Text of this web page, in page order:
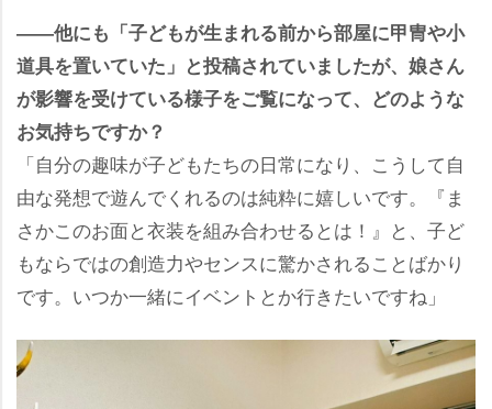
――他にも「子どもが生まれる前から部屋に甲冑や小
道具を置いていた」と投稿されていましたが、娘さん
が影響を受けている様子をご覧になって、どのような
お気持ちですか？
「自分の趣味が子どもたちの日常になり、こうして自
由な発想で遊んでくれるのは純粋に嬉しいです。『ま
さかこのお面と衣装を組み合わせるとは！』と、子ど
もならではの創造力やセンスに驚かされることばかり
です。いつか一緒にイベントとか行きたいですね」